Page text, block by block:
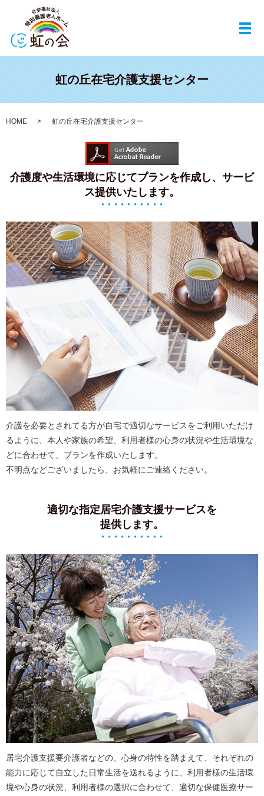
メ
虹の丘在宅介護支援センター
HOME 虹の丘在宅介護支援センター
介護度や生活環境に応じてプランを作成し、 サービ
ス提供いたします。
介護を必要とされてる方が自宅で適切なサービスをご利用いただけ
るように、本人や家族の希望、利用者様の心身の状況や生活環境な
どに合わせて、プランを作成いたします。
不明点などございましたら、お気軽にご連絡ください。
適切な指定居宅介護支援サービスを
提供します。
居宅介護支援要介護者などの、心身の特性を踏まえて、それぞれの
能力に応じて自立した日常生活を送れるように、利用者様の生活環
境や心身の状況、利用者様の選択に合わせて、適切な保健医療サー